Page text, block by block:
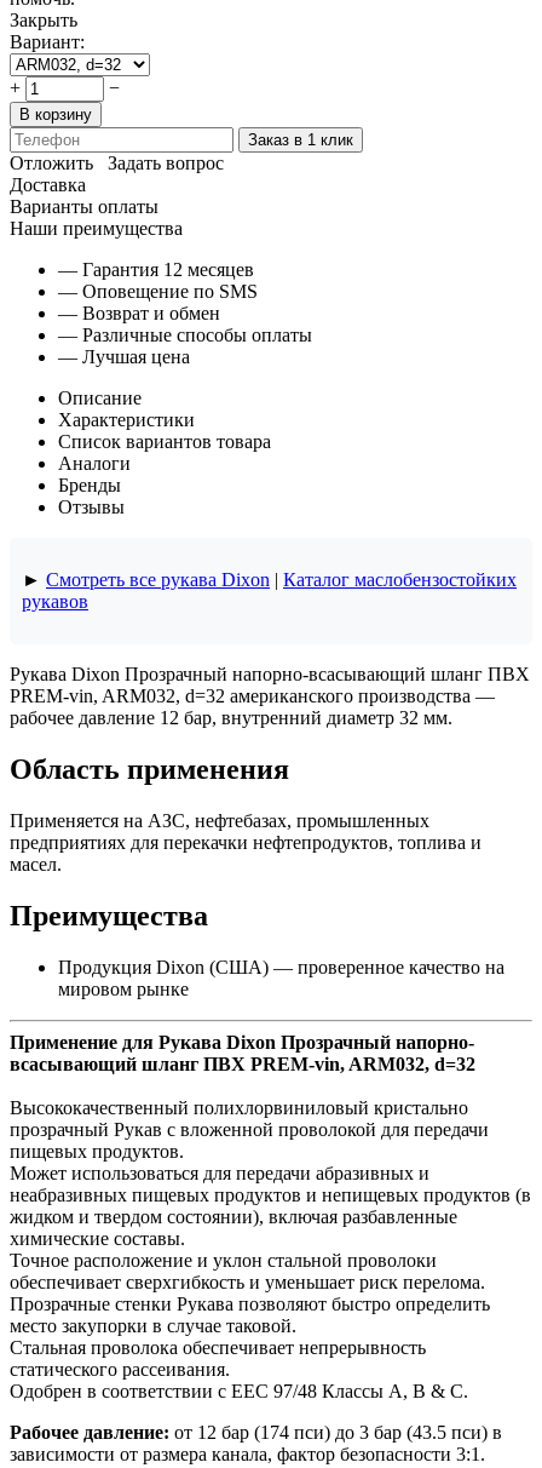
Закрыть
Вариант:
+ −
В корзину
Заказ в 1 клик
Отложить
Задать вопрос
Доставка
Варианты оплаты
Наши преимущества
— Гарантия 12 месяцев
— Оповещение по SMS
— Возврат и обмен
— Различные способы оплаты
— Лучшая цена
Описание
Характеристики
Список вариантов товара
Аналоги
Бренды
Отзывы
► Смотреть все рукава Dixon | Каталог маслобензостойких
рукавов
Рукава Dixon Прозрачный напорно-всасывающий шланг ПВХ
PREM-vin, ARM032, d=32 американского производства —
рабочее давление 12 бар, внутренний диаметр 32 мм.
Область применения
Применяется на АЗС, нефтебазах, промышленных
предприятиях для перекачки нефтепродуктов, топлива и
масел.
Преимущества
Продукция Dixon (США) — проверенное качество на
мировом рынке
Применение для Рукава Dixon Прозрачный напорно-
всасывающий шланг ПВХ PREM-vin, ARM032, d=32
Высококачественный полихлорвиниловый кристально
прозрачный Рукав с вложенной проволокой для передачи
пищевых продуктов.
Может использоваться для передачи абразивных и
неабразивных пищевых продуктов и непищевых продуктов (в
жидком и твердом состоянии), включая разбавленные
химические составы.
Точное расположение и уклон стальной проволоки
обеспечивает сверхгибкость и уменьшает риск перелома.
Прозрачные стенки Рукава позволяют быстро определить
место закупорки в случае таковой.
Стальная проволока обеспечивает непрерывность
статического рассеивания.
Одобрен в соответствии с EEC 97/48 Классы A, B & C.
Рабочее давление: от 12 бар (174 пси) до 3 бар (43.5 пси) в
зависимости от размера канала, фактор безопасности 3:1.